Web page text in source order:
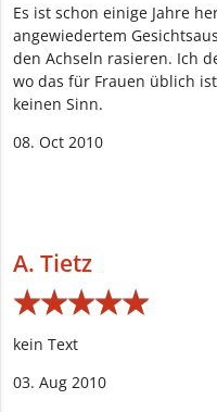
Es ist schon einige Jahre
angewiedertem
den Achseln rasieren. Ich
wo das für Frauen üblich
keinen Sinn.
08. Oct 2010
A. Tietz
★★★★★
★★★★★
kein Text
03. Aug 2010